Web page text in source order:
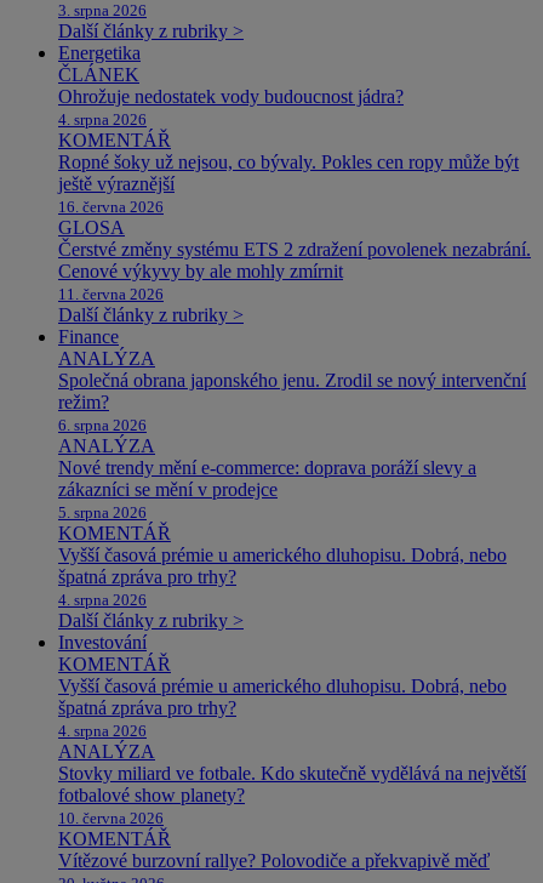
3. srpna 2026
Další články z rubriky >
Energetika
ČLÁNEK
Ohrožuje nedostatek vody budoucnost jádra?
4. srpna 2026
KOMENTÁŘ
Ropné šoky už nejsou, co bývaly. Pokles cen ropy může být
ještě výraznější
16. června 2026
GLOSA
Čerstvé změny systému ETS 2 zdražení povolenek nezabrání.
Cenové výkyvy by ale mohly zmírnit
11. června 2026
Další články z rubriky >
Finance
ANALÝZA
Společná obrana japonského jenu. Zrodil se nový intervenční
režim?
6. srpna 2026
ANALÝZA
Nové trendy mění e-commerce: doprava poráží slevy a
zákazníci se mění v prodejce
5. srpna 2026
KOMENTÁŘ
Vyšší časová prémie u amerického dluhopisu. Dobrá, nebo
špatná zpráva pro trhy?
4. srpna 2026
Další články z rubriky >
Investování
KOMENTÁŘ
Vyšší časová prémie u amerického dluhopisu. Dobrá, nebo
špatná zpráva pro trhy?
4. srpna 2026
ANALÝZA
Stovky miliard ve fotbale. Kdo skutečně vydělává na největší
fotbalové show planety?
10. června 2026
KOMENTÁŘ
Vítězové burzovní rallye? Polovodiče a překvapivě měď